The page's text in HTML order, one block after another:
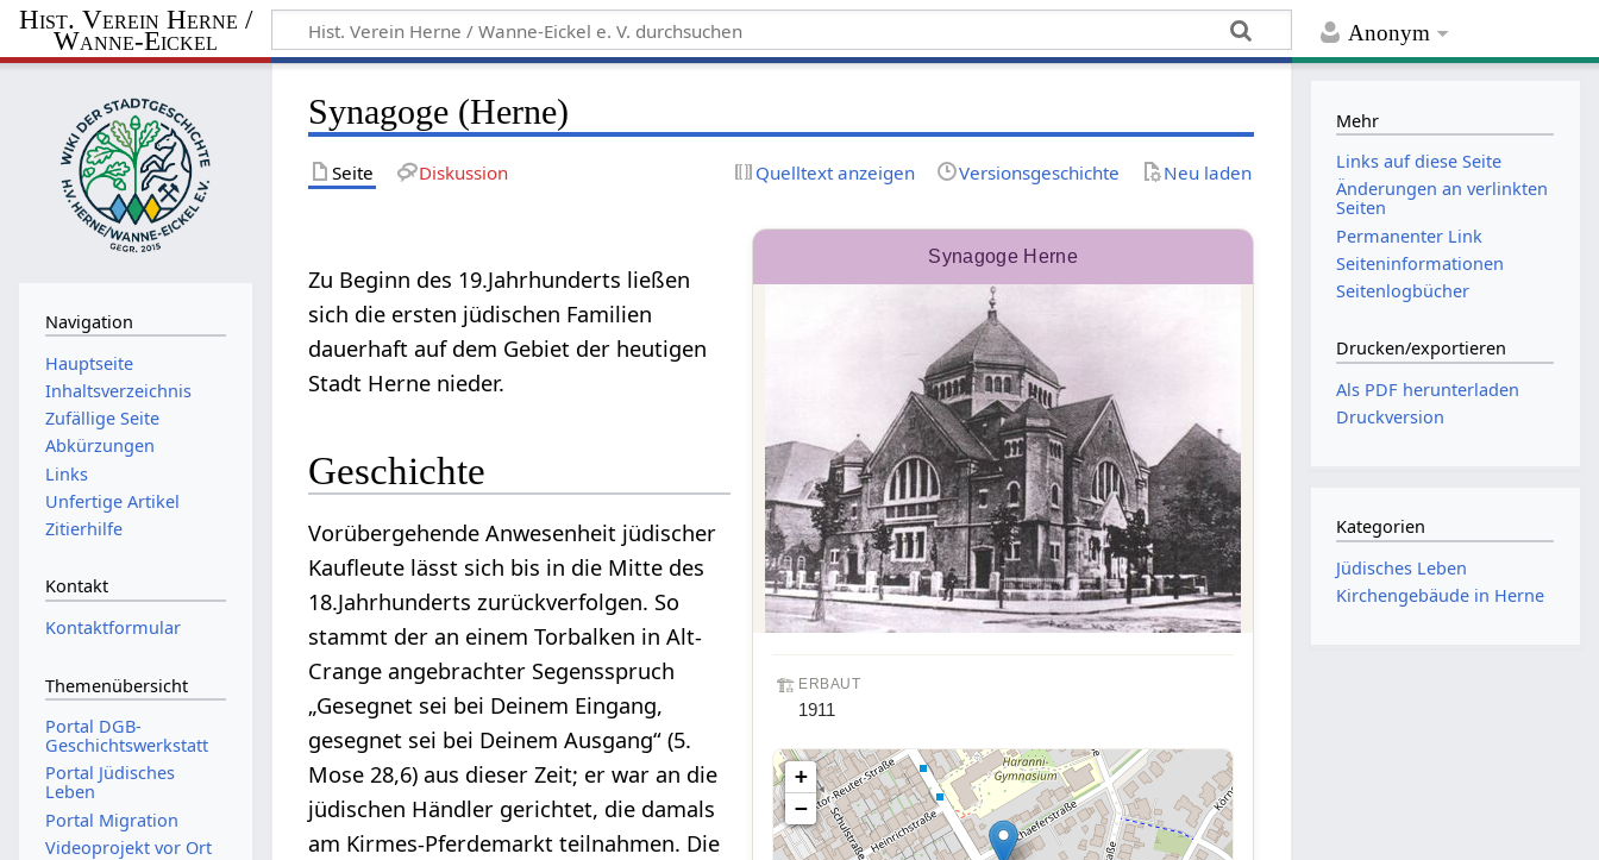
Anonym
Hist. Verein Herne /
Wanne-Eickel
Synagoge (Herne)
Seite Diskussion Quelltext anzeigen Versionsgeschichte Neu laden
Synagoge Herne
🏗️ ERBAUT
1911
+
−
Zu Beginn des 19.Jahrhunderts ließen
sich die ersten jüdischen Familien
dauerhaft auf dem Gebiet der heutigen
Stadt Herne nieder.
Geschichte
Vorübergehende Anwesenheit jüdischer
Kaufleute lässt sich bis in die Mitte des
18.Jahrhunderts zurückverfolgen. So
stammt der an einem Torbalken in Alt-
Crange angebrachter Segensspruch
„Gesegnet sei bei Deinem Eingang,
gesegnet sei bei Deinem Ausgang“ (5.
Mose 28,6) aus dieser Zeit; er war an die
jüdischen Händler gerichtet, die damals
am Kirmes-Pferdemarkt teilnahmen. Die
Navigation
Hauptseite
Inhaltsverzeichnis
Zufällige Seite
Abkürzungen
Links
Unfertige Artikel
Zitierhilfe
Kontakt
Kontaktformular
Themenübersicht
Portal DGB-
Geschichtswerkstatt
Portal Jüdisches
Leben
Portal Migration
Videoprojekt vor Ort
Mehr
Links auf diese Seite
Änderungen an verlinkten
Seiten
Permanenter Link
Seiten­­informationen
Seitenlogbücher
Drucken/­exportieren
Als PDF herunterladen
Druckversion
Kategorien
Jüdisches Leben
Kirchengebäude in Herne